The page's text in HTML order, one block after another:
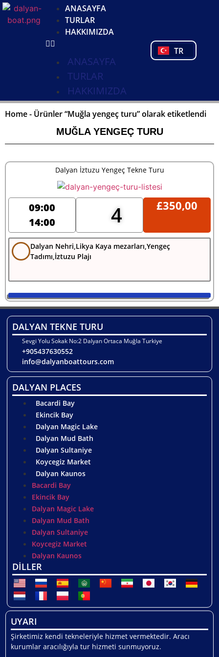
ANASAYFA
TURLAR
HAKKIMIZDA
ANASAYFA
TURLAR
HAKKIMIZDA
TR
PL
PT
Home- Ürünler “Muğla yengeç turu” olarak etiketlendi
MUĞLA YENGEÇ TURU
Dalyan İztuzu Yengeç Tekne Turu
09:00
14:00
4 £350,00
Dalyan Nehri,Likya Kaya mezarları,Yengeç
Tadımı,İztuzu Plajı
DALYAN TEKNE TURU
Sevgi Yolu Sokak No:2 Dalyan Ortaca Muğla Turkiye
+905437630552
info@dalyanboattours.com
DALYAN PLACES
Bacardi Bay
Ekincik Bay
Dalyan Magic Lake
Dalyan Mud Bath
Dalyan Sultaniye
Koycegiz Market
Dalyan Kaunos
Bacardi Bay
Ekincik Bay
Dalyan Magic Lake
Dalyan Mud Bath
Dalyan Sultaniye
Koycegiz Market
Dalyan Kaunos
DİLLER
UYARI
Şirketimiz kendi tekneleriyle hizmet vermektedir. Aracı
kurumlar aracılığıyla tur hizmeti sunmuyoruz.